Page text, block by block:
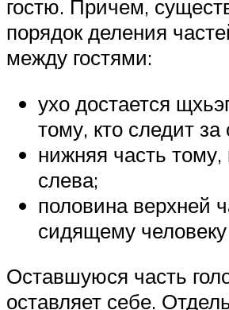
гостю. Причем,
порядок деления
между гостями:
ухо достается
тому, кто следит за
нижняя часть тому,
слева;
половина верхней
сидящему
Оставшуюся часть
оставляет себе.